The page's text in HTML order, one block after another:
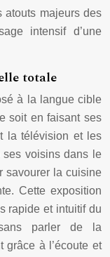
atouts majeurs des
intensif d’une
totale
à la langue cible
soit en faisant ses
la télévision et les
voisins dans le
savourer la cuisine
Cette exposition
rapide et intuitif du
parler de la
grâce à l’écoute et